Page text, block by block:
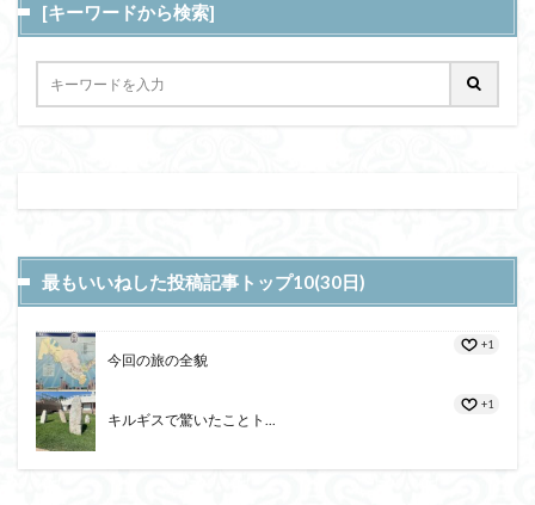
[キーワードから検索]
最もいいねした投稿記事トップ10(30日)
今回の旅の全貌
+1
キルギスで驚いたことト...
+1